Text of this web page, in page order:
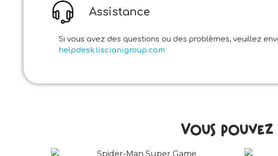
Assistance
Si vous avez des questions ou des problèmes, veuillez
helpdesk.liscianigroup.com
Vous pouvez